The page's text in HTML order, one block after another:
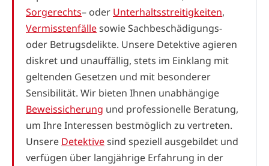
Sorgerechts– oder Unterhaltsstreitigkeiten,
Vermisstenfällesowie Sachbeschädigungs-
oder Betrugsdelikte. Unsere Detektive agieren
diskret und unauffällig, stets im Einklang mit
geltenden Gesetzen und mit besonderer
Sensibilität. Wir bieten Ihnen unabhängige
Beweissicherung und professionelle Beratung,
um Ihre Interessen bestmöglich zu vertreten.
Unsere Detektivesind speziell ausgebildet und
verfügen über langjährige Erfahrung in der